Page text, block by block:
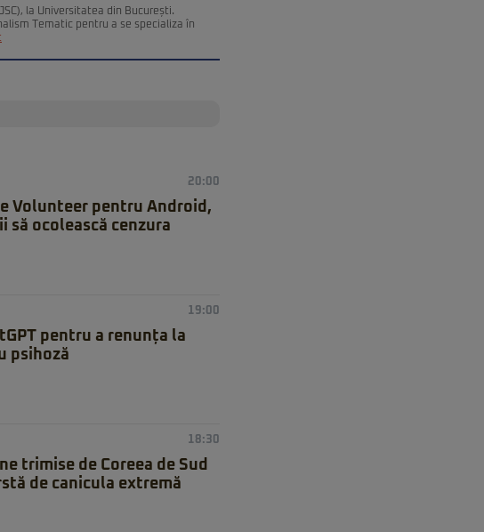
la Universitatea din București.
Tematic pentru a se specializa în
20:00
Volunteer pentru Android,
ocolească cenzura
19:00
pentru a renunța la
psihoză
18:30
trimise de Coreea de Sud
de canicula extremă